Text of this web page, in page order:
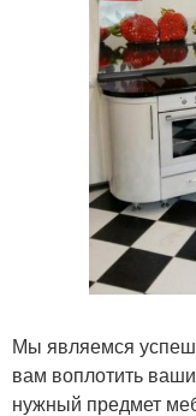
Мы являемся
вам воплотить
нужный предмет